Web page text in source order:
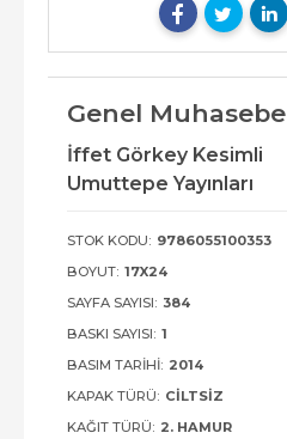
Genel Muhasebe
İffet Görkey Kesimli
Umuttepe Yayınları
STOK KODU: 9786055100353
BOYUT: 17X24
SAYFA SAYISI: 384
BASKI SAYISI: 1
BASIM TARIHI: 2014
KAPAK TÜRÜ: CILTSIZ
KAĞIT TÜRÜ: 2. HAMUR